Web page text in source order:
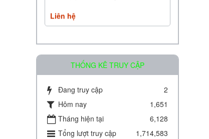
Liên hệ
Amply chia 2 vùng KAC - J08D
Liên hệ
THỐNG KÊ TRUY CẬP
Đang truy cập
2
Hôm nay
1,651
Tháng hiện tại
6,128
Tổng lượt truy cập
1,714,583